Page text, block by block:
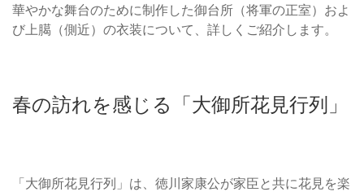
華やかな舞台のために制作した御台所（将軍の正室）およ
び上臈（側近）の衣装について、詳しくご紹介します。
春の訪れを感じる「大御所花見行列」
「大御所花見行列」は、徳川家康公が家臣と共に花見を楽